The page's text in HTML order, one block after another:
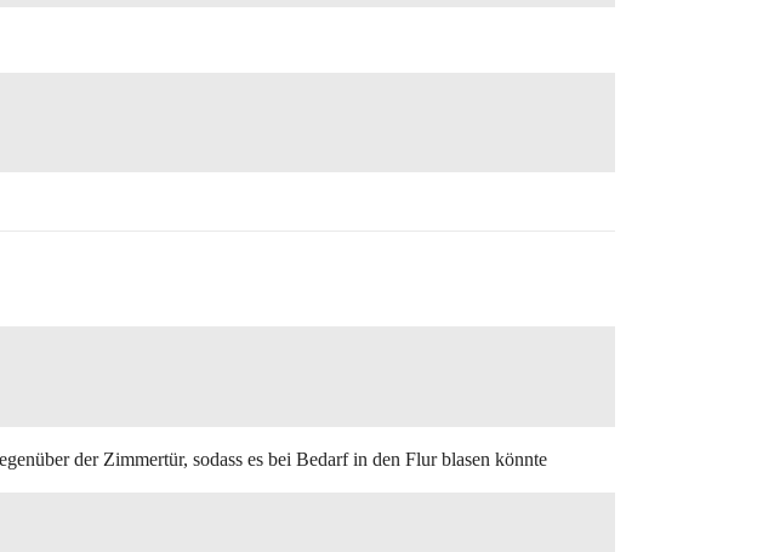
der Zimmertür, sodass es bei Bedarf in den Flur blasen könnte